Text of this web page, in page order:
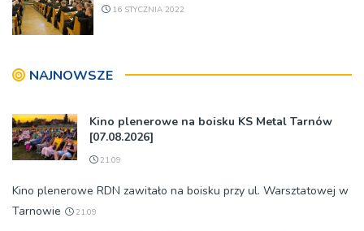
16 STYCZNIA 2022
NAJNOWSZE
Kino plenerowe na boisku KS Metal Tarnów
[07.08.2026]
21:09
Kino plenerowe RDN zawitało na boisku przy ul. Warsztatowej w
Tarnowie
21:09